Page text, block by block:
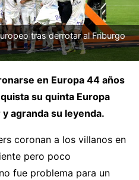
tras derrotar al Friburgo
en Europa 44 años
su quinta Europa
agranda su leyenda.
coronan a los villanos en
pero poco
fue problema para un